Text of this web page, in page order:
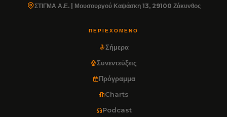
ΣΤΙΓΜΑ Α.Ε. | Μουσουργού Καψάσκη 13, 29100 Ζάκυνθος
ΠΕΡΙΕΧΌΜΕΝΟ
Σήμερα
Συνεντεύξεις
Πρόγραμμα
Charts
Podcast